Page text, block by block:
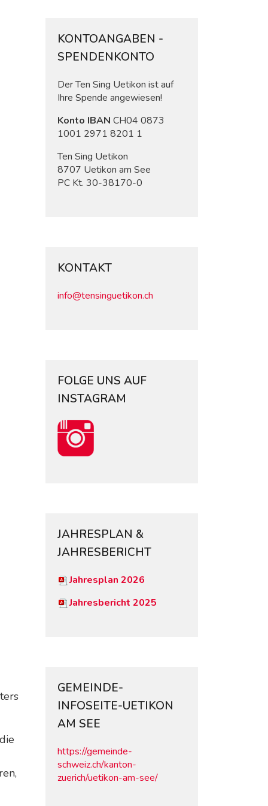
KONTOANGABEN -
SPENDENKONTO
Der Ten Sing Uetikon ist auf
Ihre Spende angewiesen!
Konto IBAN CH04 0873
1001 2971 8201 1
Ten Sing Uetikon
8707 Uetikon am See
PC Kt. 30-38170-0
KONTAKT
info@tensinguetikon.ch
FOLGE UNS AUF
INSTAGRAM
JAHRESPLAN &
JAHRESBERICHT
Jahresplan 2026
Jahresbericht 2025
GEMEINDE-
INFOSEITE-UETIKON
AM SEE
https://gemeinde-
schweiz.ch/kanton-
zuerich/uetikon-am-see/